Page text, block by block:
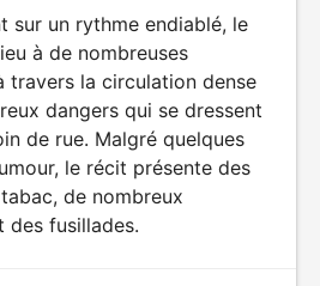
VIOLENCE
sur un rythme endiablé, le
à de nombreuses
travers la circulation dense
dangers qui se dressent
de rue. Malgré quelques
le récit présente des
de nombreux
des fusillades.